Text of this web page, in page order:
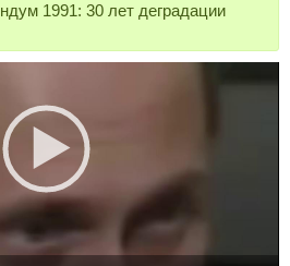
1991: 30 лет деградации